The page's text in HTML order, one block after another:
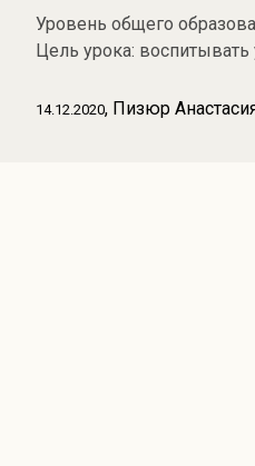
Уровень общего
Цель урока:
14.12.2020, Пизюр